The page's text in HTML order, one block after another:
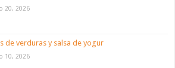
20, 2026
de verduras y salsa de yogur
10, 2026